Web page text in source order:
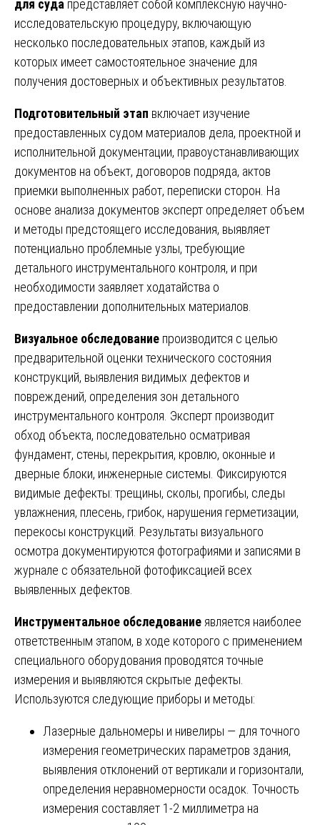
для суда представляет собой комплексную научно-
исследовательскую процедуру, включающую
несколько последовательных этапов, каждый из
которых имеет самостоятельное значение для
получения достоверных и объективных результатов.
Подготовительный этап включает изучение
предоставленных судом материалов дела, проектной и
исполнительной документации, правоустанавливающих
документов на объект, договоров подряда, актов
приемки выполненных работ, переписки сторон. На
основе анализа документов эксперт определяет объем
и методы предстоящего исследования, выявляет
потенциально проблемные узлы, требующие
детального инструментального контроля, и при
необходимости заявляет ходатайства о
предоставлении дополнительных материалов.
Визуальное обследование производится с целью
предварительной оценки технического состояния
конструкций, выявления видимых дефектов и
повреждений, определения зон детального
инструментального контроля. Эксперт производит
обход объекта, последовательно осматривая
фундамент, стены, перекрытия, кровлю, оконные и
дверные блоки, инженерные системы. Фиксируются
видимые дефекты: трещины, сколы, прогибы, следы
увлажнения, плесень, грибок, нарушения герметизации,
перекосы конструкций. Результаты визуального
осмотра документируются фотографиями и записями в
журнале с обязательной фотофиксацией всех
выявленных дефектов.
Инструментальное обследование является наиболее
ответственным этапом, в ходе которого с применением
специального оборудования проводятся точные
измерения и выявляются скрытые дефекты.
Используются следующие приборы и методы:
Лазерные дальномеры и нивелиры — для точного
измерения геометрических параметров здания,
выявления отклонений от вертикали и горизонтали,
определения неравномерности осадок. Точность
измерения составляет 1-2 миллиметра на